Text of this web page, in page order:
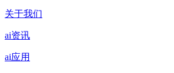
关于我们
ai资讯
ai应用